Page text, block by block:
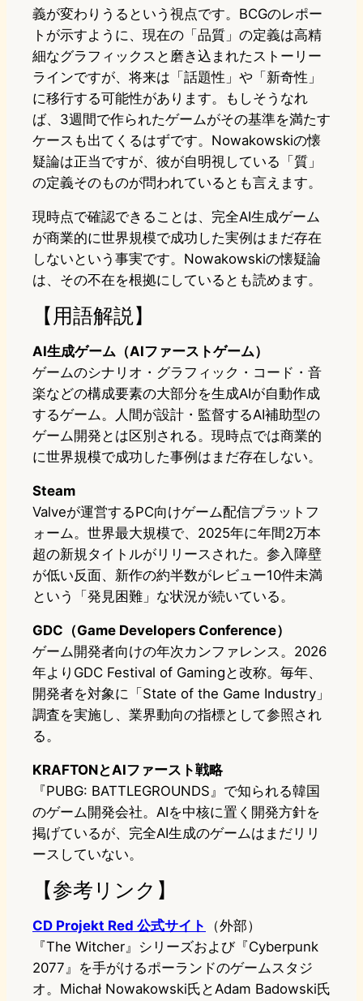
義が変わりうるという視点です。BCGのレポー
トが示すように、現在の「品質」の定義は高精
細なグラフィックスと磨き込まれたストーリー
ラインですが、将来は「話題性」や「新奇性」
に移行する可能性があります。もしそうなれ
ば、3週間で作られたゲームがその基準を満たす
ケースも出てくるはずです。Nowakowskiの懐
疑論は正当ですが、彼が自明視している「質」
の定義そのものが問われているとも言えます。
現時点で確認できることは、完全AI生成ゲーム
が商業的に世界規模で成功した実例はまだ存在
しないという事実です。Nowakowskiの懐疑論
は、その不在を根拠にしているとも読めます。
【用語解説】
AI生成ゲーム（AIファーストゲーム）
ゲームのシナリオ・グラフィック・コード・音
楽などの構成要素の大部分を生成AIが自動作成
するゲーム。人間が設計・監督するAI補助型の
ゲーム開発とは区別される。現時点では商業的
に世界規模で成功した事例はまだ存在しない。
Steam
Valveが運営するPC向けゲーム配信プラットフ
ォーム。世界最大規模で、2025年に年間2万本
超の新規タイトルがリリースされた。参入障壁
が低い反面、新作の約半数がレビュー10件未満
という「発見困難」な状況が続いている。
GDC（Game Developers Conference）
ゲーム開発者向けの年次カンファレンス。2026
年よりGDC Festival of Gamingと改称。毎年、
開発者を対象に「State of the Game Industry」
調査を実施し、業界動向の指標として参照され
る。
KRAFTONとAIファースト戦略
『PUBG: BATTLEGROUNDS』で知られる韓国
のゲーム開発会社。AIを中核に置く開発方針を
掲げているが、完全AI生成のゲームはまだリリ
ースしていない。
【参考リンク】
CD Projekt Red 公式サイト
（外部）
『The Witcher』シリーズおよび『Cyberpunk
2077』を手がけるポーランドのゲームスタジ
オ。Michał Nowakowski氏とAdam Badowski氏